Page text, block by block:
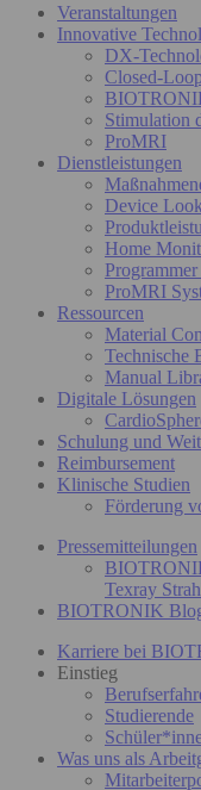
Veranstaltungen
Innovative
DX-
Closed-
Stimulation
ProMRI
Dienstleistungen
Device
Home
ProMRI
Ressourcen
Material
Technische
Manual
Digitale Lösungen
Schulung und
Reimbursement
Klinische Studien
Förderung
Pressemitteilungen
Texray
BIOTRONIK
Karriere bei
Einstieg
Studierende
Was uns als